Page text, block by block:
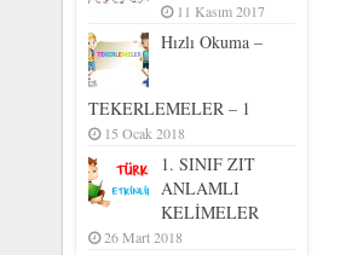
11 Kasım 2017
Hızlı Okuma –
TEKERLEMELER – 1
15 Ocak 2018
1. SINIF ZIT
ANLAMLI
KELİMELER
26 Mart 2018